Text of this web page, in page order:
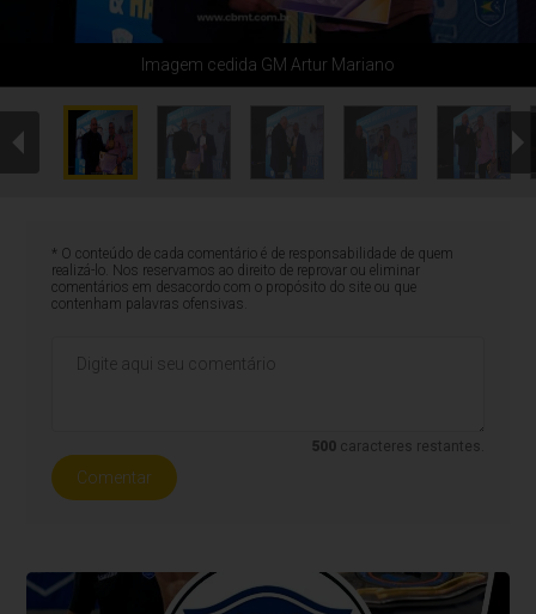
Imagem cedida GM Artur Mariano
* O conteúdo de cada comentário é de responsabilidade de quem
realizá-lo. Nos reservamos ao direito de reprovar ou eliminar
comentários em desacordo com o propósito do site ou que
contenham palavras ofensivas.
500 caracteres restantes.
Comentar